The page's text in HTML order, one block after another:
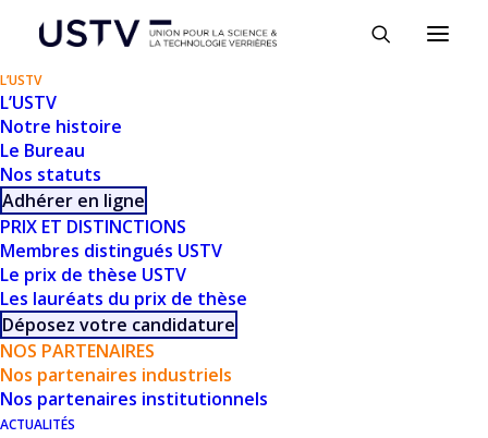
L’USTV
L’USTV
Notre histoire
Le Bureau
Nos statuts
Adhérer en ligne
PRIX ET DISTINCTIONS
Membres distingués USTV
Le prix de thèse USTV
Les lauréats du prix de thèse
Déposez votre candidature
NOS PARTENAIRES
Nos partenaires industriels
Nos partenaires institutionnels
ACTUALITÉS
NOS PARTENAIRES
INDUSTRIELS